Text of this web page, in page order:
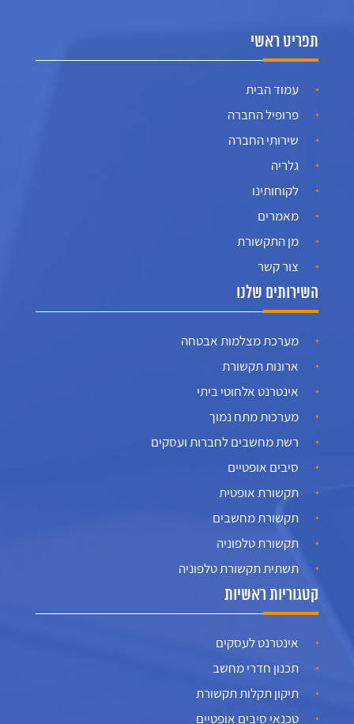
תפריט ראשי
עמוד הבית
פרופיל החברה
שירותי החברה
גלריה
לקוחותינו
מאמרים
מן התקשורת
צור קשר
השירותים שלנו
מערכת מצלמות אבטחה
ארונות תקשורת
אינטרנט אלחוטי ביתי
מערכות מתח נמוך
רשת מחשבים לחברות ועסקים
סיבים אופטיים
תקשורת אופטית
תקשורת מחשבים
תקשורת טלפוניה
תשתית תקשורת טלפוניה
קטגוריות ראשיות
אינטרנט לעסקים
תכנון חדרי מחשב
תיקון תקלות תקשורת
טכנאי סיבים אופטיים